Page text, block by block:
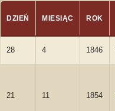
DZIEŃ MIESIĄC ROK
28 4 1846
21 11 1854